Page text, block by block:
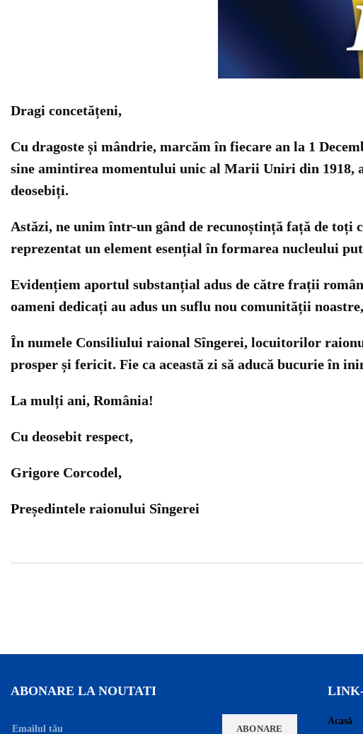
Dragi concetățeni,
Cu dragoste și mândrie, marcăm în fiecare an la 1
sine amintirea momentului unic al Marii Uniri din 1918,
deosebiți.
Astăzi, ne unim într-un gând de recunoștință față de
reprezentat un element esențial în formarea nucleului
Evidențiem aportul substanțial adus de către frații
oameni dedicați au adus un suflu nou comunității
În numele Consiliului raional Sîngerei, locuitorilor
prosper și fericit. Fie ca această zi să aducă bucurie în
La mulți ani, România!
Cu deosebit respect,
Grigore Corcodel,
Președintele raionului Sîngerei
ABONARE LA NOUTATI
Acasă